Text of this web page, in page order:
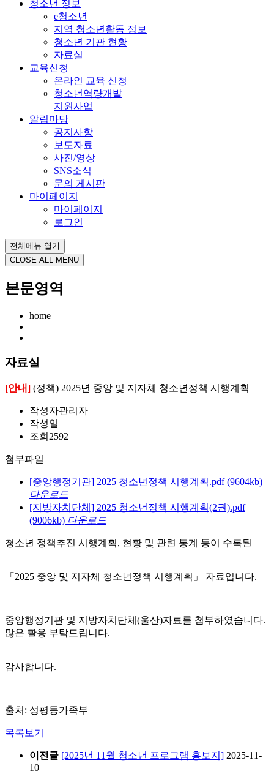
청소년 정보
e청소년
지역 청소년활동 정보
청소년 기관 현황
자료실
교육신청
온라인 교육 신청
청소년역량개발
지원사업
알림마당
공지사항
보도자료
사진/영상
SNS소식
문의 게시판
마이페이지
마이페이지
로그인
전체메뉴 열기
CLOSE ALL MENU
본문영역
home
자료실
[안내] (정책) 2025년 중앙 및 지자체 청소년정책 시행계획
작성자관리자
작성일
조회 2592
첨부파일
[중앙행정기관] 2025 청소년정책 시행계획.pdf (9604kb)
다운로드
[지방자치단체] 2025 청소년정책 시행계획(2권).pdf
(9006kb) 다운로드
청소년 정책추진 시행계획, 현황 및 관련 통계 등이 수록된
「2025 중앙 및 지자체 청소년정책 시행계획」 자료입니다.
중앙행정기관 및 지방자치단체(울산)자료를 첨부하였습니다.
많은 활용 부탁드립니다.
감사합니다.
출처: 성평등가족부
목록보기
이전글 [2025년 11월 청소년 프로그램 홍보지] 2025-11-
10